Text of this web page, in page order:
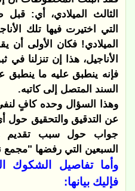
الثالث الميلادي، أي:
التي اختيرت فيها تلك
الميلادي! فكان الأولى أن
الأناجيل، هذا إن تنزلنا في
فإنه ينطبق عليه ما ينطبق
السند المتصل إلى كاتبه.
وهذا السؤال وحده كافٍ
عن التدقيق والتحقيق حول
جواب حول سبب تقديم
السبعين التي رفضها "مجمع
وأما تفاصيل الشكوك
فإليك بيانها: